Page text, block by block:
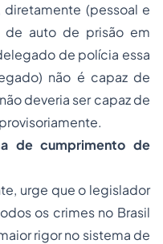
(pessoal e
de auto de prisão em
de polícia essa
não é capaz de
deveria ser capaz de
de cumprimento de
urge que o legislador
os crimes no Brasil
rigor no sistema de